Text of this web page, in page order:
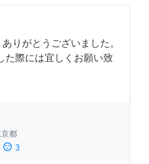
りがとうございました。
た際には宜しくお願い致
都
sentiment_dissatisfied 3